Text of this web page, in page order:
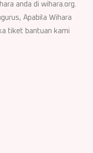
anda di wihara.org.
Apabila Wihara
tiket bantuan kami